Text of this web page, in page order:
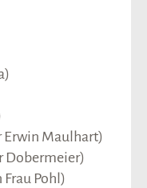
Erwin Maulhart)
Dobermeier)
Pohl)